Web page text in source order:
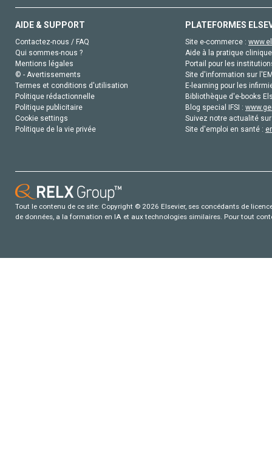
AIDE & SUPPORT
Contactez-nous / FAQ
Qui sommes-nous ?
Mentions légales
© - Avertissements
Termes et conditions d'utilisation
Politique rédactionnelle
Politique publicitaire
Cookie settings
Politique de la vie privée
PLATEFORMES
Site e-commerce :
Aide à la pratique
Portail pour les
Site d'information sur
E-learning pour les
Bibliothèque d'e-books
Blog special IFSI :
Suivez notre actualité
Site d'emploi en santé :
Tout le contenu de ce site: Copyright © 2026 Elsevier, ses concédants de
de données, a la formation en IA et aux technologies similaires. Pour tout